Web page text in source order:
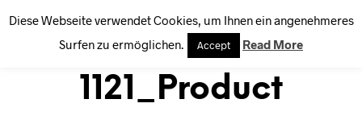
0
1121_Product
Diese Webseite verwendet Cookies, um Ihnen ein angenehmeres
Surfen zu ermöglichen.
Accept Read More